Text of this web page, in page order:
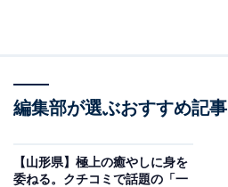
編集部が選ぶおすすめ記事
【山形県】極上の癒やしに身を
委ねる。クチコミで話題の「一